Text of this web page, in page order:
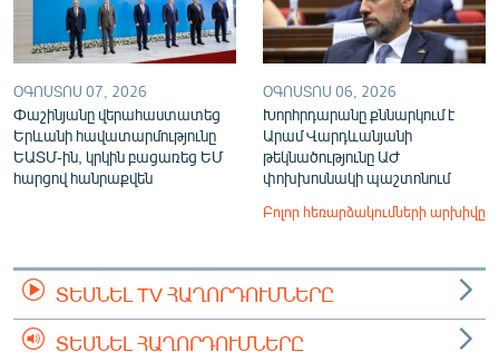
ՕԳՈՍՏՈՍ 07, 2026
Փաշինյանը վերահաստատեց
Երևանի հավատարմությունը
ԵԱՏՄ-ին, կրկին բացառեց ԵՄ
հարցով հանրաքվեն
ՕԳՈՍՏՈՍ 06, 2026
Խորհրդարանը քննարկում է
Արամ Վարդևանյանի
թեկնածությունը ԱԺ
փոխխոսնակի պաշտոնում
Բոլոր հեռարձակումների արխիվը
ՏԵՍՆԵԼ TV ՀԱՂՈՐԴՈՒՄՆԵՐԸ
ՏԵՍՆԵԼ ՀԱՂՈՐԴՈՒՄՆԵՐԸ